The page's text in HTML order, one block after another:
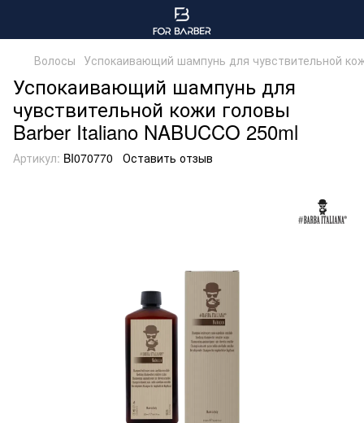
Волосы Успокаивающий шампунь для чувствительной
Успокаивающий шампунь для
чувствительной кожи головы
Barber Italiano NABUCCO 250ml
Артикул: BI070770 Оставить отзыв